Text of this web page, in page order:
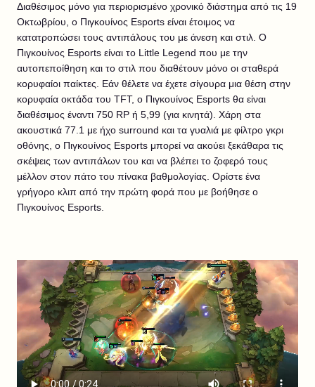
Διαθέσιμος μόνο για περιορισμένο χρονικό διάστημα από τις 19
Οκτωβρίου, ο Πιγκουίνος Esports είναι έτοιμος να
κατατροπώσει τους αντιπάλους του με άνεση και στιλ. Ο
Πιγκουίνος Esports είναι το Little Legend που με την
αυτοπεποίθηση και το στιλ που διαθέτουν μόνο οι σταθερά
κορυφαίοι παίκτες. Εάν θέλετε να έχετε σίγουρα μια θέση στην
κορυφαία οκτάδα του TFT, ο Πιγκουίνος Esports θα είναι
διαθέσιμος έναντι 750 RP ή 5,99 (για κινητά). Χάρη στα
ακουστικά 77.1 με ήχο surround και τα γυαλιά με φίλτρο γκρι
οθόνης, ο Πιγκουίνος Esports μπορεί να ακούει ξεκάθαρα τις
σκέψεις των αντιπάλων του και να βλέπει το ζοφερό τους
μέλλον στον πάτο του πίνακα βαθμολογίας. Ορίστε ένα
γρήγορο κλιπ από την πρώτη φορά που με βοήθησε ο
Πιγκουίνος Esports.